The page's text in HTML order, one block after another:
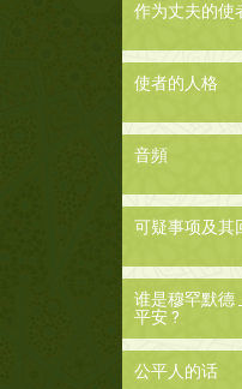
作为丈夫的使
使者的人格
音頻
可疑事项及其
谁是穆罕默德
平安 ?
公平人的话